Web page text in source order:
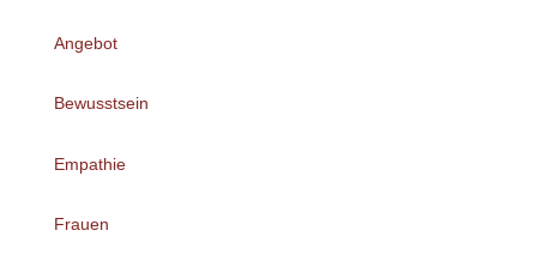
Angebot
Bewusstsein
Empathie
Frauen